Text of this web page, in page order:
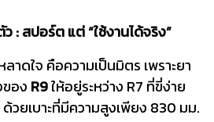
: สปอร์ต แต่ “ใช้งานได้จริง”
ลาดใจ คือความเป็นมิตร เพราะยา
อง R9ให้อยู่ระหว่าง R7 ที่ขี่ง่าย
วยเบาะที่มีความสูงเพียง 830 มม.